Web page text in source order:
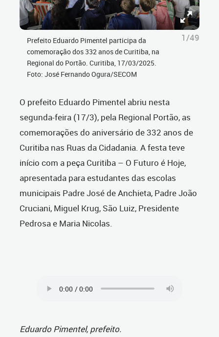
Prefeito Eduardo Pimentel participa da
comemoração dos 332 anos de Curitiba, na
Regional do Portão. Curitiba, 17/03/2025.
Foto: José Fernando Ogura/SECOM
1/49
O prefeito Eduardo Pimentel abriu nesta
segunda-feira (17/3), pela Regional Portão, as
comemorações do aniversário de 332 anos de
Curitiba nas Ruas da Cidadania. A festa teve
início com a peça Curitiba – O Futuro é Hoje,
apresentada para estudantes das escolas
municipais Padre José de Anchieta, Padre João
Cruciani, Miguel Krug, São Luiz, Presidente
Pedrosa e Maria Nicolas.
Eduardo Pimentel, prefeito.